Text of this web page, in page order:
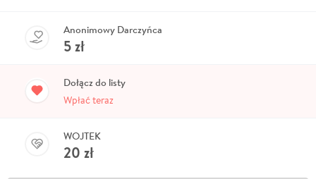
Anonimowy Darczyńca
5zł
Dołącz do listy
Wpłać teraz
WOJTEK
20 zł